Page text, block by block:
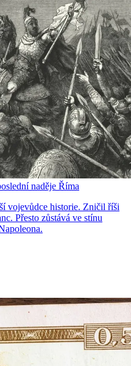
naděje Říma
vojevůdce historie. Zničil říši
Přesto zůstává ve stínu